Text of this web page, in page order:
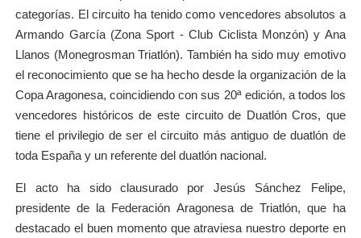
categorías. El circuito ha tenido como vencedores absolutos a
Armando García (Zona Sport - Club Ciclista Monzón) y Ana
Llanos (Monegrosman Triatlón). También ha sido muy emotivo
el reconocimiento que se ha hecho desde la organización de la
Copa Aragonesa, coincidiendo con sus 20ª edición, a todos los
vencedores históricos de este circuito de Duatlón Cros, que
tiene el privilegio de ser el circuito más antiguo de duatlón de
toda España y un referente del duatlón nacional.
El acto ha sido clausurado por Jesús Sánchez Felipe,
presidente de la Federación Aragonesa de Triatlón, que ha
destacado el buen momento que atraviesa nuestro deporte en